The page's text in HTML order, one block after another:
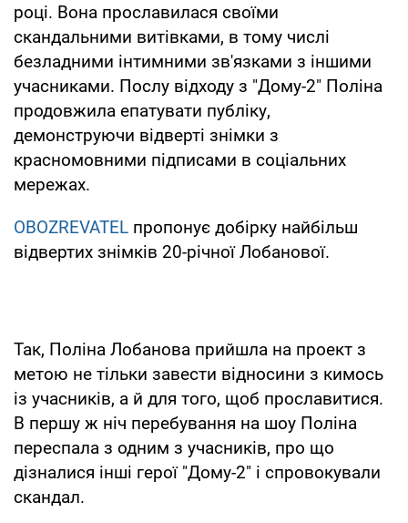
році. Вона прославилася своїми
скандальними витівками, в тому числі
безладними інтимними зв'язками з іншими
учасниками. Послу відходу з "Дому-2" Поліна
продовжила епатувати публіку,
демонструючи відверті знімки з
красномовними підписами в соціальних
мережах.
OBOZREVATEL пропонує добірку найбільш
відвертих знімків 20-річної Лобанової.
Так, Поліна Лобанова прийшла на проект з
метою не тільки завести відносини з кимось
із учасників, а й для того, щоб прославитися.
В першу ж ніч перебування на шоу Поліна
переспала з одним з учасників, про що
дізналися інші герої "Дому-2" і спровокували
скандал.